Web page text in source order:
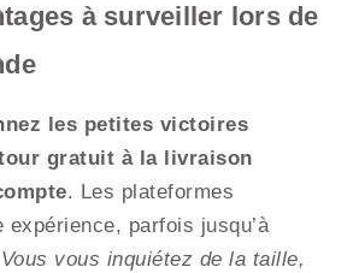
à surveiller lors de
les petites victoires
gratuit à la livraison
. Les plateformes
expérience, parfois jusqu’à
Vous vous inquiétez de la taille,